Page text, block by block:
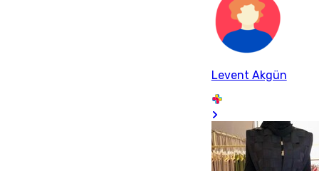
Levent Akgün